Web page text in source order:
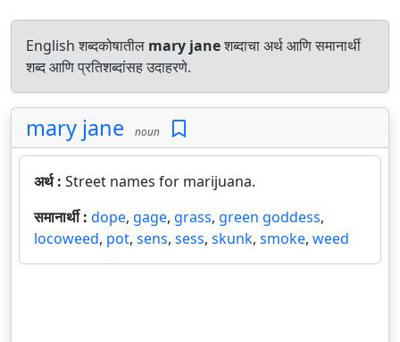
English शब्दकोषातील mary janeशब्दाचा अर्थ आणि समानार्थी
शब्द आणि प्रतिशब्दांसह उदाहरणे.
mary jane noun
अर्थ : Street names for marijuana.
समानार्थी : dope, gage, grass, green goddess,
locoweed, pot, sens, sess, skunk, smoke, weed